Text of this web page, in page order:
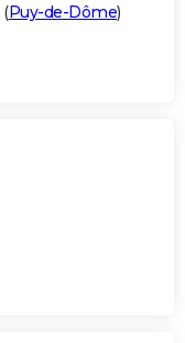
(Puy-de-Dôme)